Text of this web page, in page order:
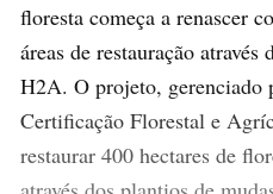
floresta começa a renascer
áreas de restauração
H2A. O projeto, gerenciado
Certificação Florestal e
restaurar 400 hectares de